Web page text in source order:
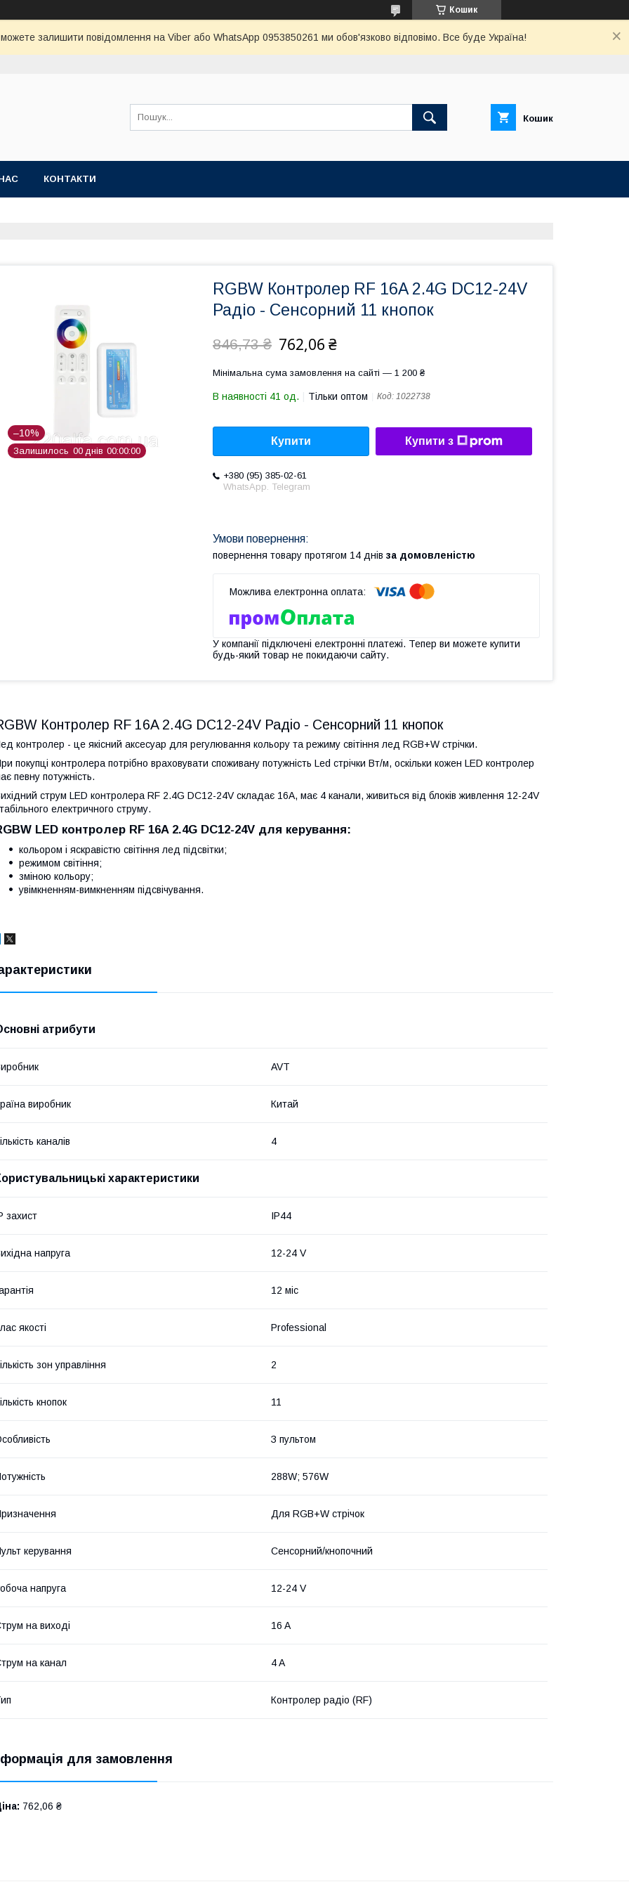
Кошик
залишити повідомлення на Viber або WhatsApp 0953850261 ми обов'язково відповімо. Все буде Україна!
Кошик
КОНТАКТИ
–10%
Залишилось 00 днів 00 00 00
RGBW Контролер RF 16A 2.4G DC12-24V
Радіо - Сенсорний 11 кнопок
846,73 ₴ 762,06 ₴
Мінімальна сума замовлення на сайті — 1 200 ₴
В наявності 41 од. Тільки оптом Код: 1022738
Купити Купити з
+380 (95) 385-02-61
WhatsApp. Telegram
повернення товару протягом 14 днів за домовленістю
У компанії підключені електронні платежі. Тепер ви можете купити
будь-який товар не покидаючи сайту.
Контролер RF 16A 2.4G DC12-24V Радіо - Сенсорний 11 кнопок
контролер - це якісний аксесуар для регулювання кольору та режиму світіння лед RGB+W стрічки.
покупці контролера потрібно враховувати споживану потужність Led стрічки Вт/м, оскільки кожен LED контролер
певну потужність.
струм LED контролера RF 2.4G DC12-24V складає 16A, має 4 канали, живиться від блоків живлення 12-24V
електричного струму.
LED контролер RF 16A 2.4G DC12-24V для керування:
кольором і яскравістю світіння лед підсвітки;
режимом світіння;
зміною кольору;
увімкненням-вимкненням підсвічування.
атрибути
AVT
виробник Китай
каналів 4
характеристики
захист IP44
напруга 12-24 V
12 міс
якості Professional
зон управління 2
кнопок 11
З пультом
288W; 576W
Для RGB+W стрічок
керування Сенсорний/кнопочний
напруга 12-24 V
на виході 16 A
на канал 4 A
Контролер радіо (RF)
для замовлення
762,06 ₴